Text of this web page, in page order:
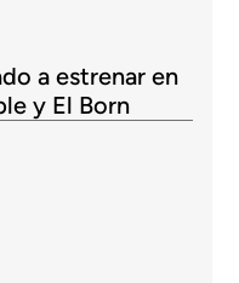
a estrenar en
y El Born